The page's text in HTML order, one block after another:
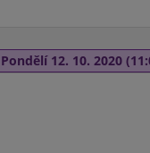
Pondělí 12. 10. 2020